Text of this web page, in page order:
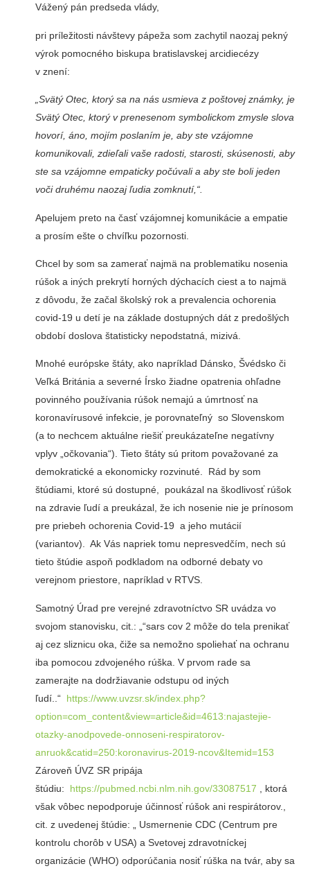
Vážený pán predseda vlády,
pri príležitosti návštevy pápeža som zachytil naozaj pekný
výrok pomocného biskupa bratislavskej arcidiecézy
v znení:
„Svätý Otec, ktorý sa na nás usmieva z poštovej známky, je
Svätý Otec, ktorý v prenesenom symbolickom zmysle slova
hovorí, áno, mojím poslaním je, aby ste vzájomne
komunikovali, zdieľali vaše radosti, starosti, skúsenosti, aby
ste sa vzájomne empaticky počúvali a aby ste boli jeden
voči druhému naozaj ľudia zomknutí,“.
Apelujem preto na časť vzájomnej komunikácie a empatie
a prosím ešte o chvíľku pozornosti.
Chcel by som sa zamerať najmä na problematiku nosenia
rúšok a iných prekrytí horných dýchacích ciest a to najmä
z dôvodu, že začal školský rok a prevalencia ochorenia
covid-19 u detí je na základe dostupných dát z predošlých
období doslova štatisticky nepodstatná, mizivá.
Mnohé európske štáty, ako napríklad Dánsko, Švédsko či
Veľká Británia a severné Írsko žiadne opatrenia ohľadne
povinného používania rúšok nemajú a úmrtnosť na
koronavírusové infekcie, je porovnateľný so Slovenskom
(a to nechcem aktuálne riešiť preukázateľne negatívny
vplyv „očkovania“). Tieto štáty sú pritom považované za
demokratické a ekonomicky rozvinuté. Rád by som
štúdiami, ktoré sú dostupné, poukázal na škodlivosť rúšok
na zdravie ľudí a preukázal, že ich nosenie nie je prínosom
pre priebeh ochorenia Covid-19 a jeho mutácií
(variantov). Ak Vás napriek tomu nepresvedčím, nech sú
tieto štúdie aspoň podkladom na odborné debaty vo
verejnom priestore, napríklad v RTVS.
Samotný Úrad pre verejné zdravotníctvo SR uvádza vo
svojom stanovisku, cit.: „“sars cov 2 môže do tela prenikať
aj cez sliznicu oka, čiže sa nemožno spoliehať na ochranu
iba pomocou zdvojeného rúška. V prvom rade sa
zamerajte na dodržiavanie odstupu od iných
ľudí..“ https://www.uvzsr.sk/index.php?
option=com_content&view=article&id=4613:najastejie-
otazky-anodpovede-onnoseni-respiratorov-
anruok&catid=250:koronavirus-2019-ncov&Itemid=153
Zároveň ÚVZ SR pripája
štúdiu: https://pubmed.ncbi.nlm.nih.gov/33087517 , ktorá
však vôbec nepodporuje účinnosť rúšok ani respirátorov.,
cit. z uvedenej štúdie: „ Usmernenie CDC (Centrum pre
kontrolu chorôb v USA) a Svetovej zdravotníckej
organizácie (WHO) odporúčania nosiť rúška na tvár, aby sa